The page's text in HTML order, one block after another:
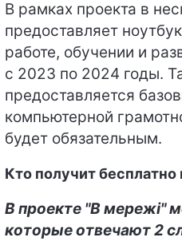
В рамках проекта в
предоставляет
работе, обучении и
с 2023 по 2024 годы.
предоставляется
компьютерной
будет обязательным.
Кто получит бесплатно
В проекте "В мережі"
которые отвечают 2